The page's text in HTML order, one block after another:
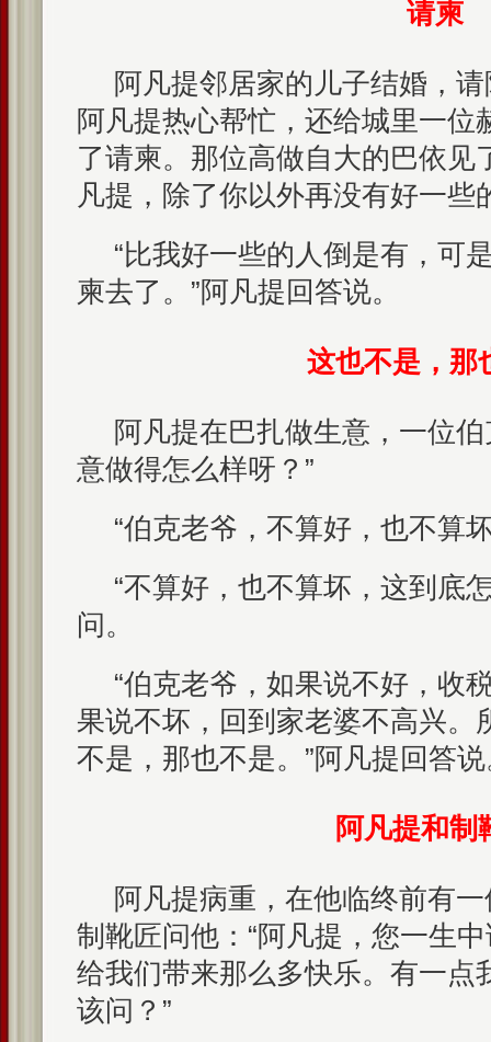
请柬
阿凡提邻居家的儿子结婚，
阿凡提热心帮忙，还给城里一位
了请柬。那位高做自大的巴依见
凡提，除了你以外再没有好一些
“比我好一些的人倒是有，可
柬去了。”阿凡提回答说。
这也不是，那
阿凡提在巴扎做生意，一位
意做得怎么样呀？”
“伯克老爷，不算好，也不算
“不算好，也不算坏，这到底
问。
“伯克老爷，如果说不好，收
果说不坏，回到家老婆不高兴。
不是，那也不是。”阿凡提回答
阿凡提和制
阿凡提病重，在他临终前有
制靴匠问他：“阿凡提，您一生
给我们带来那么多快乐。有一点
该问？”